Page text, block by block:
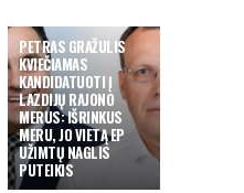
PETRAS GRAŽULIS
KVIEČIAMAS
KANDIDATUOTI Į
LAZDIJŲ RAJONO
MERUS: IŠRINKUS
MERU, JO VIETĄ EP
UŽIMTŲ NAGLIS
PUTEIKIS